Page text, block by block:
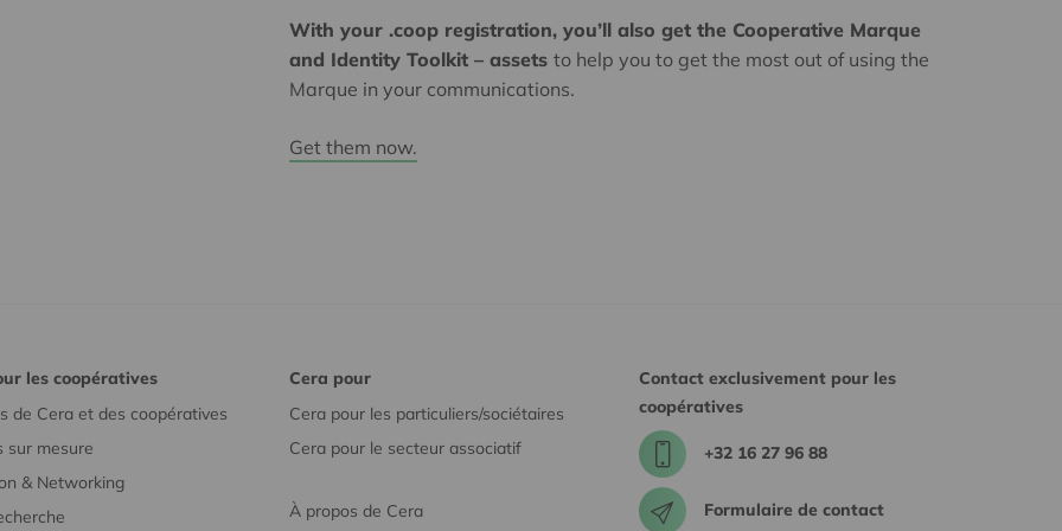
With your .coop registration, you’ll also get the Cooperative Marque
and Identity Toolkit – assets to help you to get the most out of using the
Marque in your communications.
Get them now.
les coopératives
de Cera et des coopératives
sur mesure
& Networking
Cera pour
Cera pour les particuliers/sociétaires
Cera pour le secteur associatif
À propos de Cera
Contact exclusivement pour les
coopératives
+32 16 27 96 88
Formulaire de contact